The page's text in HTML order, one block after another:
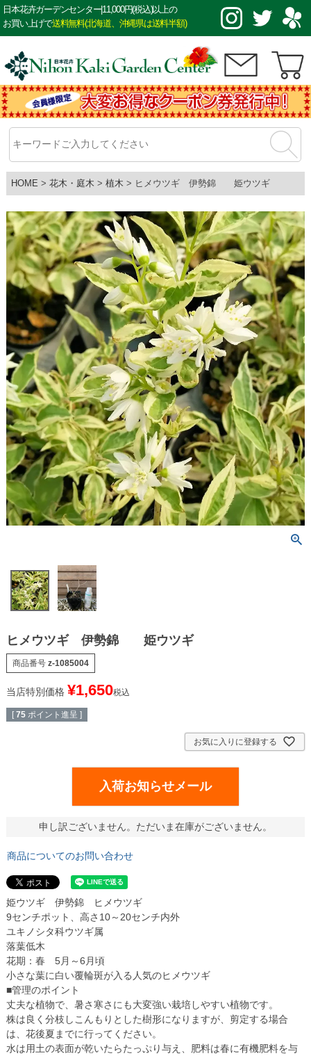
日本花卉ガーデンセンター|11,000円(税込)以上の
お買い上げで送料無料(北海道、沖縄県は送料半額)
HOME 花木・庭木 植木 ヒメウツギ 伊勢錦 姫ウツギ
ヒメウツギ 伊勢錦 姫ウツギ
商品番号 z-1085004
当店特別価格 ¥1,650税込
[ 75 ポイント進呈 ]
お気に入りに登録する
入荷お知らせメール
申し訳ございません。ただいま在庫がございません。
商品についてのお問い合わせ
姫ウツギ 伊勢錦 ヒメウツギ
9センチポット、高さ10～20センチ内外
ユキノシタ科ウツギ属
落葉低木
花期：春 5月～6月頃
小さな葉に白い覆輪斑が入る人気のヒメウツギ
■管理のポイント
丈夫な植物で、暑さ寒さにも大変強い栽培しやすい植物です。
株は良く分枝しこんもりとした樹形になりますが、剪定する場合
は、花後夏までに行ってください。
水は用土の表面が乾いたらたっぷり与え、肥料は春に有機肥料を与